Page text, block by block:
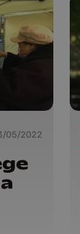
05/2022